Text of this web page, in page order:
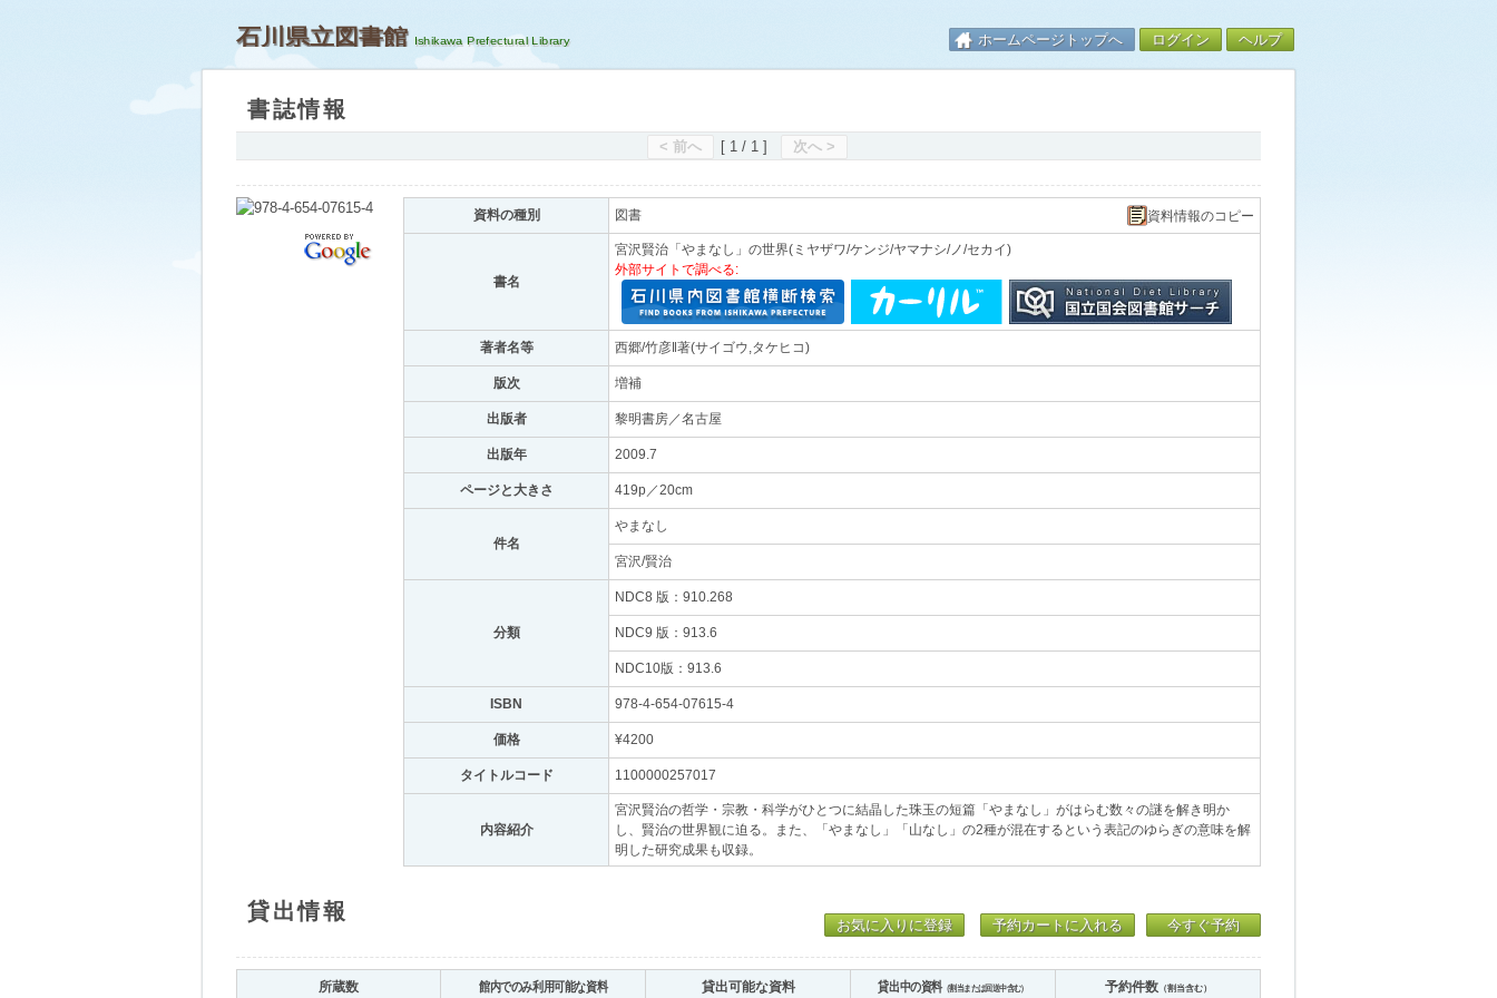
石川県立図書館 ホームページトップへ ログイン ヘルプ
書誌情報
< 前へ [ 1 / 1 ] 次へ >
資料の種別 図書 資料情報のコピー
書名
宮沢賢治「やまなし」の世界(ミヤザワ/ケンジ/ヤマナシ/ノ/セカイ)
外部サイトで調べる:
著者名等 西郷/竹彦‖著(サイゴウ,タケヒコ)
版次 増補
出版者 黎明書房／名古屋
出版年 2009.7
ページと大きさ 419p／20cm
件名
やまなし
宮沢/賢治
分類
NDC8 版：910.268
NDC9 版：913.6
NDC10版：913.6
ISBN 978-4-654-07615-4
価格 ¥4200
タイトルコード 1100000257017
内容紹介
宮沢賢治の哲学・宗教・科学がひとつに結晶した珠玉の短篇「やまなし」がはらむ数々の謎を解き明か
し、賢治の世界観に迫る。また、「やまなし」「山なし」の2種が混在するという表記のゆらぎの意味を解
明した研究成果も収録。
貸出情報
お気に入りに登録 予約カートに入れる 今すぐ予約
所蔵数 館内でのみ利用可能な資料 貸出可能な資料 貸出中の資料（割当または回送中含む） 予約件数（割当含む）